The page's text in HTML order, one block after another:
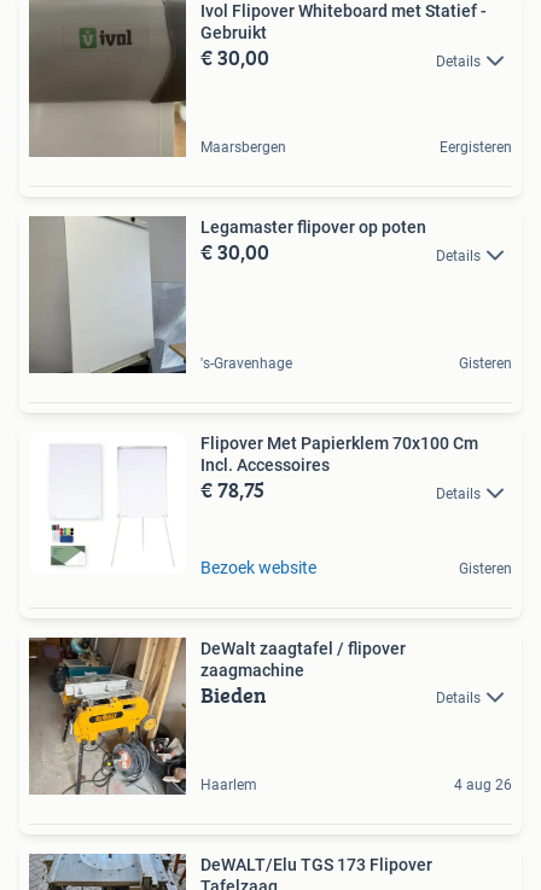
Ivol Flipover Whiteboard met Statief -
Gebruikt
€ 30,00 Details
Maarsbergen Eergisteren
Legamaster flipover op poten
€ 30,00 Details
's-Gravenhage Gisteren
Flipover Met Papierklem 70x100 Cm
Incl. Accessoires
€ 78,75 Details
Bezoek website Gisteren
DeWalt zaagtafel / flipover
zaagmachine
Bieden Details
Haarlem 4 aug 26
DeWALT/Elu TGS 173 Flipover